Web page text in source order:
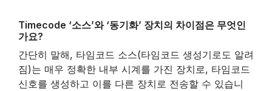
Timecode ‘소스’와 ‘동기화’ 장치의 차이점은 무엇인
가요?
간단히 말해, 타임코드 소스(타임코드 생성기로도 알려
짐)는 매우 정확한 내부 시계를 가진 장치로, 타임코드
신호를 생성하고 이를 다른 장치로 전송할 수 있습니